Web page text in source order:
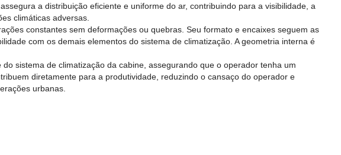
a distribuição eficiente e uniforme do ar, contribuindo para a visibilidade, a
climáticas adversas.
constantes sem deformações ou quebras. Seu formato e encaixes seguem as
com os demais elementos do sistema de climatização. A geometria interna é
sistema de climatização da cabine, assegurando que o operador tenha um
diretamente para a produtividade, reduzindo o cansaço do operador e
urbanas.